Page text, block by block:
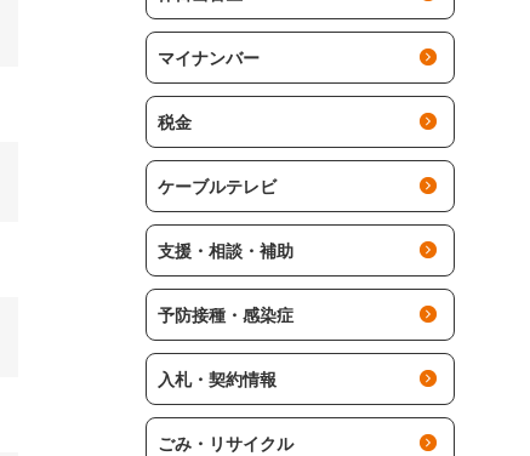
マイナンバー
税金
ケーブルテレビ
支援・相談・補助
予防接種・感染症
入札・契約情報
ごみ・リサイクル